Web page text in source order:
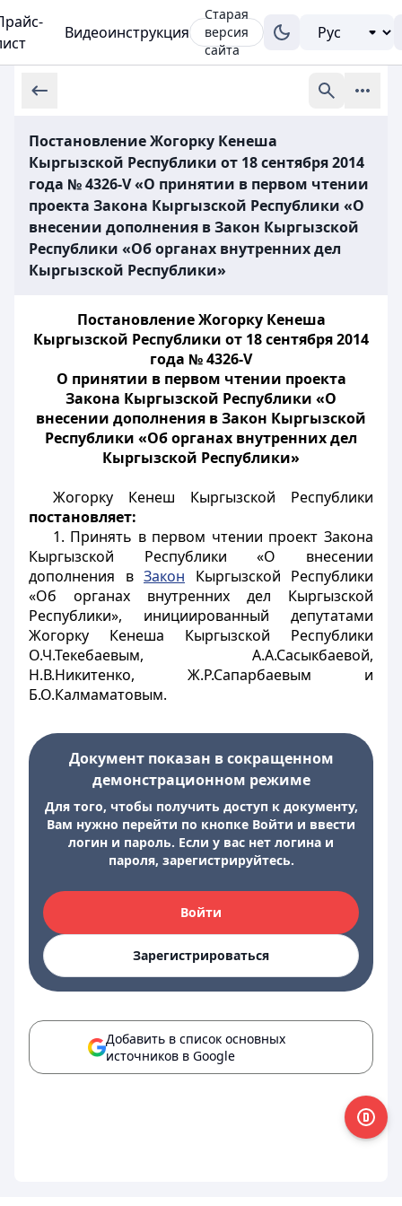
Видеоинструкция
Старая
версия
сайта
Постановление Жогорку Кенеша
Кыргызской Республики от 18 сентября 2014
года № 4326-V «О принятии в первом чтении
проекта Закона Кыргызской Республики «О
внесении дополнения в Закон Кыргызской
Республики «Об органах внутренних дел
Кыргызской Республики»
Постановление Жогорку Кенеша
Кыргызской Республики от 18 сентября 2014
года № 4326-V
О принятии в первом чтении проекта
Закона Кыргызской Республики «О
внесении дополнения в Закон Кыргызской
Республики «Об органах внутренних дел
Кыргызской Республики»
Жогорку Кенеш Кыргызской Республики
постановляет:
1. Принять в первом чтении проект Закона
Кыргызской Республики «О внесении
дополнения в Закон Кыргызской Республики
«Об органах внутренних дел Кыргызской
Республики», инициированный депутатами
Жогорку Кенеша Кыргызской Республики
О.Ч.Текебаевым, А.А.Сасыкбаевой,
Н.В.Никитенко, Ж.Р.Сапарбаевым и
Б.О.Калмаматовым.
Документ показан в сокращенном
демонстрационном режиме
Для того, чтобы получить доступ к документу,
Вам нужно перейти по кнопке Войти и ввести
логин и пароль. Если у вас нет логина и
пароля, зарегистрируйтесь.
Войти
Зарегистрироваться
Добавить в список основных
источников в Google